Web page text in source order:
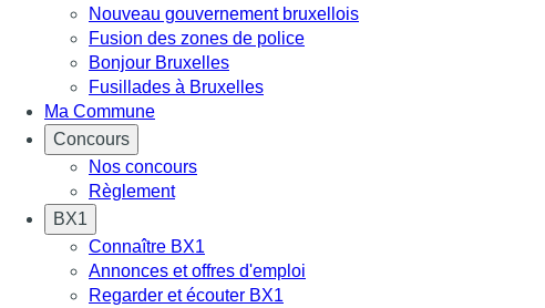
Nouveau gouvernement bruxellois
Fusion des zones de police
Bonjour Bruxelles
Fusillades à Bruxelles
Ma Commune
Concours
Nos concours
Règlement
BX1
Connaître BX1
Annonces et offres d'emploi
Regarder et écouter BX1